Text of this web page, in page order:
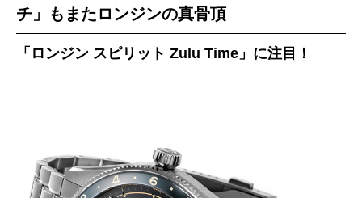
チ」もまたロンジンの真骨頂
「ロンジン スピリット Zulu Time」に注目！